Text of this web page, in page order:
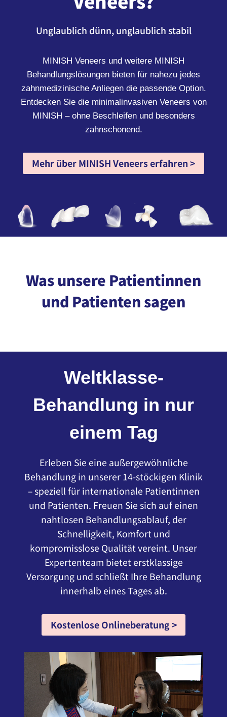
Unglaublich dünn, unglaublich stabil
MINISH Veneers und weitere MINISH
Behandlungslösungen bieten für nahezu jedes
zahnmedizinische Anliegen die passende Option.
Entdecken Sie die minimalinvasiven Veneers von
MINISH – ohne Beschleifen und besonders
zahnschonend.
Mehr über MINISH Veneers erfahren >
Was unsere Patientinnen
und Patienten sagen
Weltklasse-
Behandlung in nur
einem Tag
Erleben Sie eine außergewöhnliche
Behandlung in unserer 14-stöckigen Klinik
– speziell für internationale Patientinnen
und Patienten. Freuen Sie sich auf einen
nahtlosen Behandlungsablauf, der
Schnelligkeit, Komfort und
kompromisslose Qualität vereint. Unser
Expertenteam bietet erstklassige
Versorgung und schließt Ihre Behandlung
innerhalb eines Tages ab.
Kostenlose Onlineberatung >